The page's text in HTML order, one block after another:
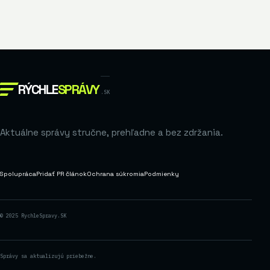
RÝCHLESPRÁVY .SK
Aktuálne správy stručne, prehľadne a bez zdržania.
SpoluprácaPridať PR článokOchrana súkromiaPodmienky
© 2025 RychleSpravy.SK
Správy sa aktualizujú priebežne.